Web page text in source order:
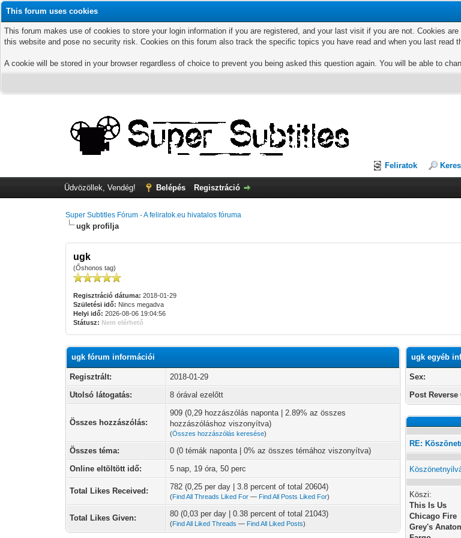
This forum uses cookies
This forum makes use of cookies to store your login information if you are registered, and your last visit if you are not. Cookies
this website and pose no security risk. Cookies on this forum also track the specific topics you have read and when you last
A cookie will be stored in your browser regardless of choice to prevent you being asked this question again. You will be able to
Feliratok
Üdvözöllek, Vendég! Belépés Regisztráció
Super Subtitles Fórum - A feliratok.eu hivatalos fóruma
ugk profilja
ugk
(Őshonos tag)
Regisztráció dátuma: 2018-01-29
Születési idő: Nincs megadva
Helyi idő: 2026-08-06 19:04:56
Státusz: Nem elérhető
ugk fórum információi
Regisztrált:
2018-01-29
Utolsó látogatás:
8 órával ezelőtt
Összes hozzászólás:
909 (0,29 hozzászólás naponta | 2.89% az összes
hozzászóláshoz viszonyítva)
(Összes hozzászólás keresése)
Összes téma:
0 (0 témák naponta | 0% az összes témához viszonyítva)
Online eltöltött idő:
5 nap, 19 óra, 50 perc
Total Likes Received: 782 (0,25 per day | 3.8 percent of total 20604)
(Find All Threads Liked For — Find All Posts Liked For)
Total Likes Given: 80 (0,03 per day | 0.38 percent of total 21043)
(Find All Liked Threads — Find All Liked Posts)
ugk egyéb
Sex:
Post Reverse
RE:
Köszi:
This Is Us
Chicago Fire
Grey's